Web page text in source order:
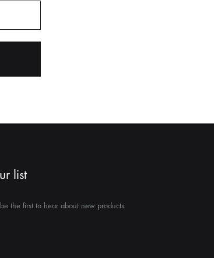
list
the first to hear about new products.